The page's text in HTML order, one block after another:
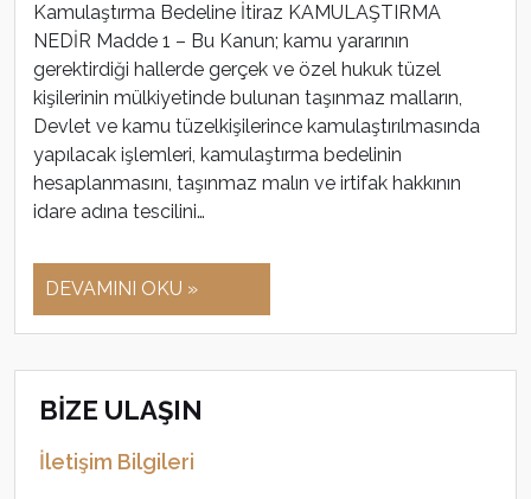
Kamulaştırma Bedeline İtiraz KAMULAŞTIRMA
NEDİR Madde 1 – Bu Kanun; kamu yararının
gerektirdiği hallerde gerçek ve özel hukuk tüzel
kişilerinin mülkiyetinde bulunan taşınmaz malların,
Devlet ve kamu tüzelkişilerince kamulaştırılmasında
yapılacak işlemleri, kamulaştırma bedelinin
hesaplanmasını, taşınmaz malın ve irtifak hakkının
idare adına tescilini…
DEVAMINI OKU »
BİZE ULAŞIN
İletişim Bilgileri